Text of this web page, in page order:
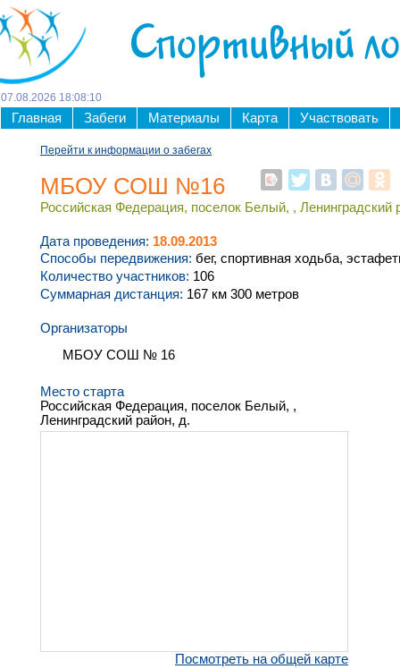
Спортивный
07 08 2026 18:08:10
Главная Забеги Материалы Карта Участвовать
Перейти к информации о забегах
МБОУ СОШ №16
Российская Федерация, поселок Белый, , Ленинградский
Дата проведения: 18.09.2013
Способы передвижения: бег, спортивная ходьба,
Количество участников: 106
Суммарная дистанция: 167 км 300 метров
Организаторы
МБОУ СОШ № 16
Место старта
Российская Федерация, поселок Белый, ,
Ленинградский район, д.
Посмотреть на общей карте